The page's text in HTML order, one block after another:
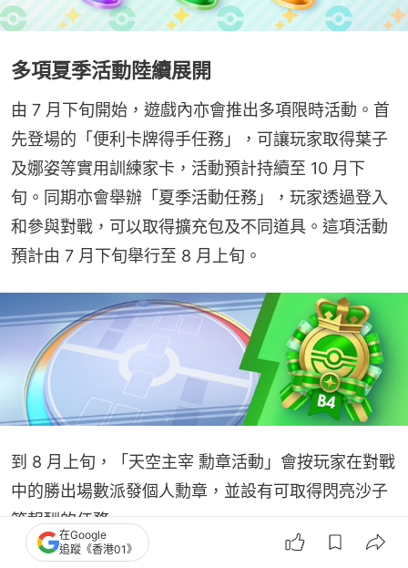
多項夏季活動陸續展開
由 7 月下旬開始，遊戲內亦會推出多項限時活動。首
先登場的「便利卡牌得手任務」，可讓玩家取得葉子
及娜姿等實用訓練家卡，活動預計持續至 10 月下
旬。同期亦會舉辦「夏季活動任務」，玩家透過登入
和參與對戰，可以取得擴充包及不同道具。這項活動
預計由 7 月下旬舉行至 8 月上旬。
到 8 月上旬，「天空主宰 勳章活動」會按玩家在對戰
中的勝出場數派發個人勳章，並設有可取得閃亮沙子
等報酬的任務。
在Google
追蹤《香港01》